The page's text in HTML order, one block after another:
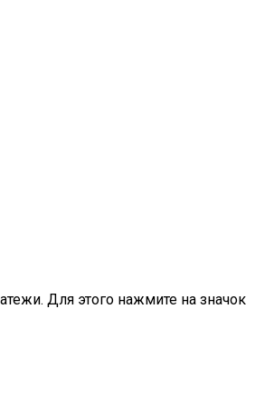
Для этого нажмите на значок